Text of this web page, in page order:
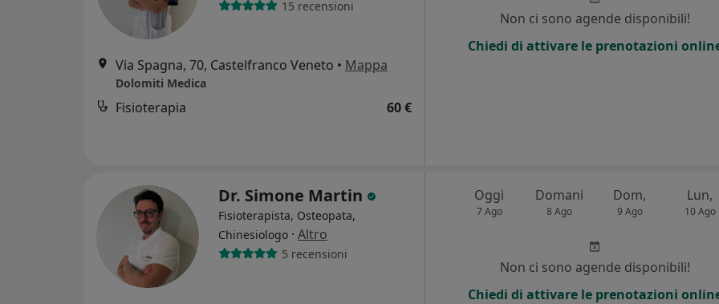
15 recensioni
Via Spagna, 70, Castelfranco Veneto • Mappa
Dolomiti Medica
Fisioterapia 60 €
Non ci sono agende disponibili!
Chiedi di attivare le prenotazioni
Dr. Simone Martin
Fisioterapista, Osteopata,
Chinesiologo · Altro
5 recensioni
Oggi
7 Ago
Domani
8 Ago
Dom,
9 Ago
Lun,
10 Ago
Non ci sono agende disponibili!
Chiedi di attivare le prenotazioni